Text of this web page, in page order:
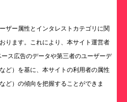
ザー属性とインタレストカテゴリに関
ります。これにより、本サイト運営者
ス広告のデータや第三者のユーザーデ
ど）を基に、本サイトの利用者の属性
ど）の傾向を把握することができま